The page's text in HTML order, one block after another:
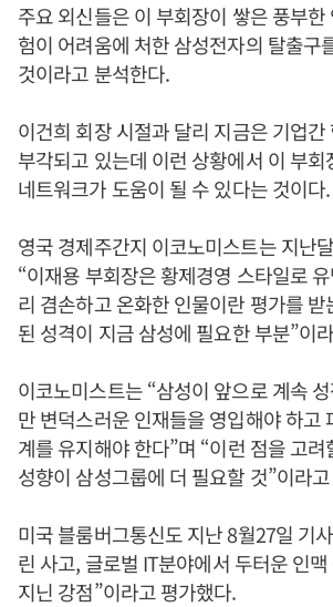
주요 외신들은 이 부회장이 쌓은 풍부한
험이 어려움에 처한 삼성전자의 탈출구
것이라고 분석한다.
이건희 회장 시절과 달리 지금은 기업
부각되고 있는데 이런 상황에서 이 부회
네트워크가 도움이 될 수 있다는 것이다.
영국 경제주간지 이코노미스트는 지난
“이재용 부회장은 황제경영 스타일로
리 겸손하고 온화한 인물이란 평가를 받
된 성격이 지금 삼성에 필요한 부분”이
이코노미스트는 “삼성이 앞으로 계속
만 변덕스러운 인재들을 영입해야 하고
계를 유지해야 한다”며 “이런 점을 고
성향이 삼성그룹에 더 필요할 것”이라
미국 블룸버그통신도 지난 8월27일 기
린 사고, 글로벌 IT분야에서 두터운 인
지닌 강점”이라고 평가했다.